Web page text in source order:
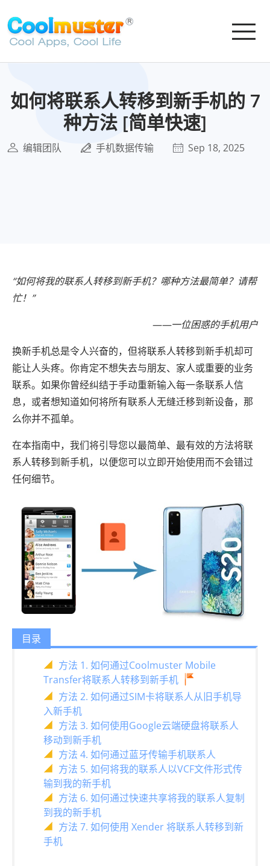
如何将联系人转移到新手机的 7
种方法 [简单快速]
编辑团队 手机数据传输 Sep 18, 2025
“如何将我的联系人转移到新手机？哪种方法最简单？请帮
忙！”
——一位困惑的手机用户
换新手机总是令人兴奋的，但将联系人转移到新手机却可
能让人头疼。你肯定不想失去与朋友、家人或重要的业务
联系。如果你曾经纠结于手动重新输入每一条联系人信
息，或者想知道如何将所有联系人无缝迁移到新设备，那
么你并不孤单。
在本指南中，我们将引导您以最简单、最有效的方法将联
系人转移到新手机，以便您可以立即开始使用而不会错过
任何细节。
目录
方法 1. 如何通过Coolmuster Mobile
Transfer将联系人转移到新手机
方法 2. 如何通过SIM卡将联系人从旧手机导
入新手机
方法 3. 如何使用Google云端硬盘将联系人
移动到新手机
方法 4. 如何通过蓝牙传输手机联系人
方法 5. 如何将我的联系人以VCF文件形式传
输到我的新手机
方法 6. 如何通过快速共享将我的联系人复制
到我的新手机
方法 7. 如何使用 Xender 将联系人转移到新
手机